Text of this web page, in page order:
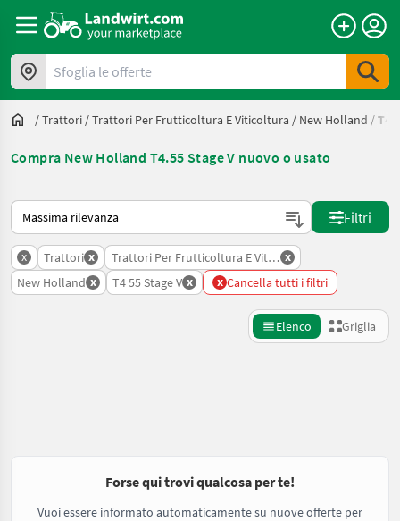
Sfoglia le offerte
/Trattori /Trattori Per Frutticoltura E Viticoltura / New Holland /
Compra New Holland T4.55 Stage V nuovo o usato
Ecco come viene ordinato su Landwirt.com
Filtri
x Trattori x Trattori Per Frutticoltura E Viticoltura
x
New Holland x T4 55 Stage V x x Cancella tutti i filtri
Elenco Griglia
Forse qui trovi qualcosa per te!
Vuoi essere informato automaticamente su nuove offerte per